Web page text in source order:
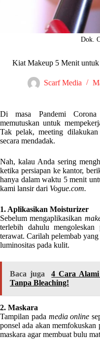
Dok.
Kiat Makeup 5 Menit
Scarf Media
Di masa Pandemi
memutuskan untuk
Tak pelak, meeting dilakukan
secara mendadak.
Nah, kalau Anda sering
ketika persiapan ke kantor,
hanya dalam waktu 5 menit
kami lansir dari Vogue.com.
1. Aplikasikan Moisturizer
Sebelum mengaplikasikan
terlebih dahulu
terawat. Carilah pelembab
luminositas pada kulit.
Baca juga
4 Cara
Tanpa Bleaching!
2. Maskara
Tampilan pada media online
ponsel ada akan
maskara agar membuat bulu